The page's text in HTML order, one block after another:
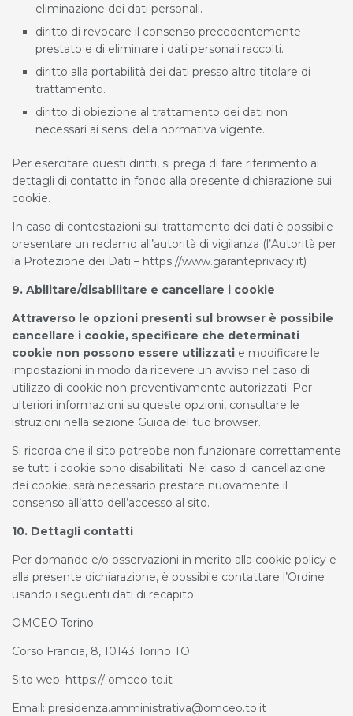
eliminazione dei dati personali.
diritto di revocare il consenso precedentemente
prestato e di eliminare i dati personali raccolti.
diritto alla portabilità dei dati presso altro titolare di
trattamento.
diritto di obiezione al trattamento dei dati non
necessari ai sensi della normativa vigente.
Per esercitare questi diritti, si prega di fare riferimento ai
dettagli di contatto in fondo alla presente dichiarazione sui
cookie.
In caso di contestazioni sul trattamento dei dati è possibile
presentare un reclamo all’autorità di vigilanza (l’Autorità per
la Protezione dei Dati – https://www.garanteprivacy.it)
9. Abilitare/disabilitare e cancellare i cookie
Attraverso le opzioni presenti sul browser è possibile
cancellare i cookie, specificare che determinati
cookie non possono essere utilizzati e modificare le
impostazioni in modo da ricevere un avviso nel caso di
utilizzo di cookie non preventivamente autorizzati. Per
ulteriori informazioni su queste opzioni, consultare le
istruzioni nella sezione Guida del tuo browser.
Si ricorda che il sito potrebbe non funzionare correttamente
se tutti i cookie sono disabilitati. Nel caso di cancellazione
dei cookie, sarà necessario prestare nuovamente il
consenso all’atto dell’accesso al sito.
10. Dettagli contatti
Per domande e/o osservazioni in merito alla cookie policy e
alla presente dichiarazione, è possibile contattare l’Ordine
usando i seguenti dati di recapito:
OMCEO Torino
Corso Francia, 8, 10143 Torino TO
Sito web: https:// omceo-to.it
Email: presidenza.amministrativa@omceo.to.it